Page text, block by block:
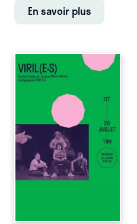
En savoir plus